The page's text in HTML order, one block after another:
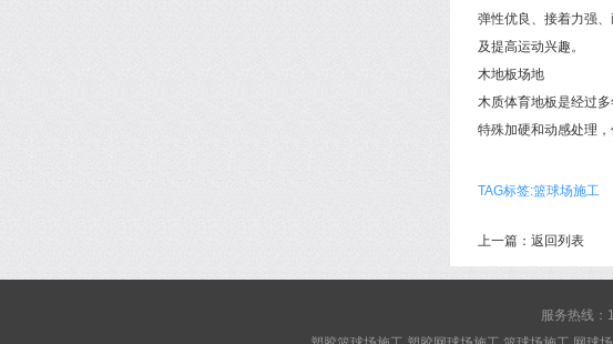
弹性优良、接着力强
及提高运动兴趣。
木地板场地
木质体育地板是经过
特殊加硬和动感处理
TAG标签:篮球场施工
上一篇： 返回列表
服务热线：